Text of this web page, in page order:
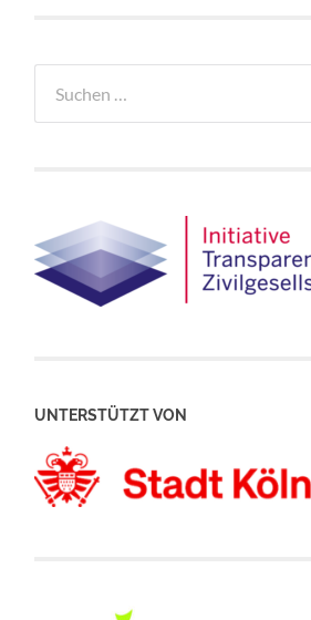
nach:
UNTERSTÜTZT VON